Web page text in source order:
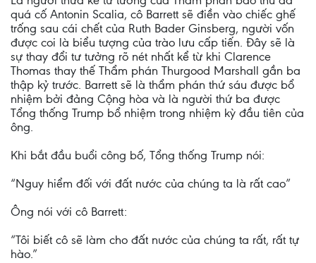
quá cố Antonin Scalia, cô Barrett sẽ điền vào chiếc ghế
trống sau cái chết của Ruth Bader Ginsberg, người vốn
được coi là biểu tượng của trào lưu cấp tiến. Đây sẽ là
sự thay đổi tư tưởng rõ nét nhất kể từ khi Clarence
Thomas thay thế Thẩm phán Thurgood Marshall gần ba
thập kỷ trước. Barrett sẽ là thẩm phán thứ sáu được bổ
nhiệm bởi đảng Cộng hòa và là người thứ ba được
Tổng thống Trump bổ nhiệm trong nhiệm kỳ đầu tiên của
ông.
Khi bắt đầu buổi công bố, Tổng thống Trump nói:
“Nguy hiểm đối với đất nước của chúng ta là rất cao”
Ông nói với cô Barrett:
“Tôi biết cô sẽ làm cho đất nước của chúng ta rất, rất tự
hào.”